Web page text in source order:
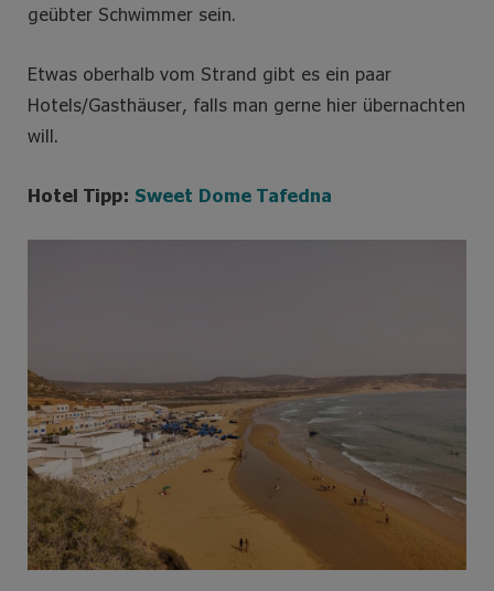
geübter Schwimmer sein.
Etwas oberhalb vom Strand gibt es ein paar
Hotels/Gasthäuser, falls man gerne hier übernachten
will.
Hotel Tipp: Sweet Dome Tafedna